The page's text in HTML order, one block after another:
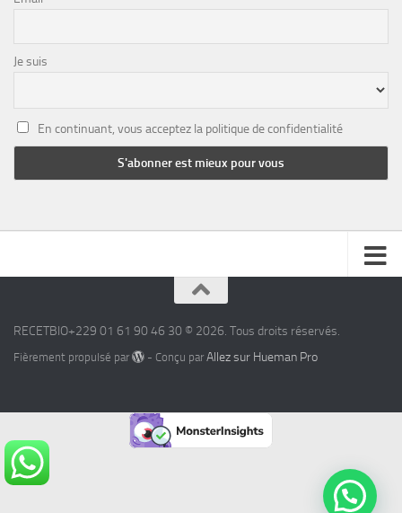
Je suis
En continuant, vous acceptez la politique de confidentialité
RECETBIO+229 01 61 90 46 30 © 2026. Tous droits réservés.
Fièrement propulsé par - Conçu par Allez sur Hueman Pro